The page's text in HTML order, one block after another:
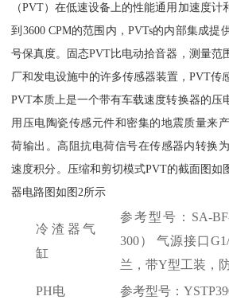
（PVT）在低速设备上的性能通用加速度计
到3600 CPM的范围内，PVTs的内部集成提
号保真度。固态PVT比电动拾音器，测量范
厂和发电设施中的许多传感器装置，PVT传
PVT本质上是一个带有车载速度转换器的压
用压电陶瓷传感元件和密集的地震质量来
荷输出。高阻抗电荷信号在传感器内转换
速度积分。压缩和剪切模式PVT的截面图如
器电路图如图2所示
冷渣器气
缸
参考型号： SA-
300） 气源接口
兰，带Y型工装，
PH电
参考型号：